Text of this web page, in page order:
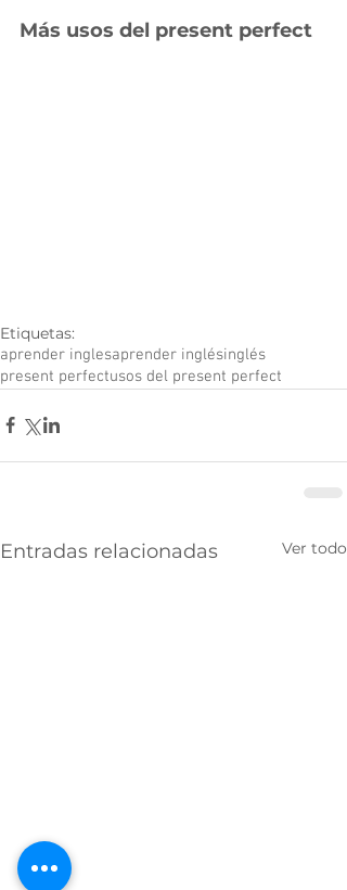
Más usos del present perfect
Etiquetas:
aprender inglesaprender inglésinglés
present perfectusos del present perfect
Entradas relacionadas Ver todo